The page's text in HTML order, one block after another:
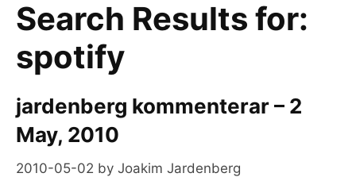
Search Results for:
spotify
jardenberg kommenterar – 2
May, 2010
2010-05-02 by Joakim Jardenberg